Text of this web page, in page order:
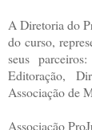
A Diretoria do
do curso,
seus
Editoração,
Associação de
Associação